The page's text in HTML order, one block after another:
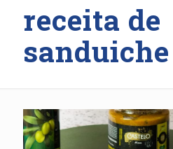
receita de
sanduiche